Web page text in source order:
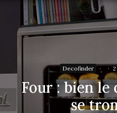
Decofinder · ·
Four : bien le
se